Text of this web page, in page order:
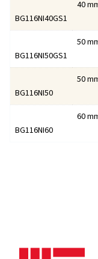
BG116NI40GS1
40
BG116NI50GS1
50
BG116NI50
50
BG116NI60
60